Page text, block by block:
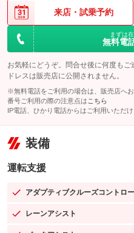
来店・ 試乗予約
まずは
無料電
お気軽にどうぞ。問合せ後に何度も
ドレスは販売店に公開されません。
※無料電話をご利用の場合は、販売店へ
番号ご利用の際の注意点は こちら
IP電話、ひかり電話からはご利用いただけ
装備
運転支援
アダプティブクルーズコントロ
：装備あり
レーンアシスト
：装備あり